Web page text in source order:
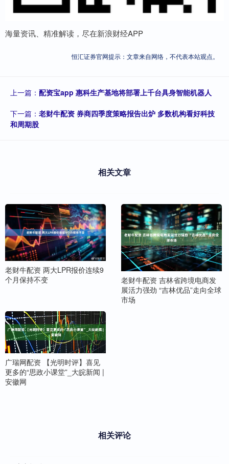
海量资讯、精准解读，尽在新浪财经APP
恒汇证券官网提示：文章来自网络，不代表本站观点。
上一篇： 配资宝app 惠科生产基地将部署上千台具身智能机器人
下一篇： 老财牛配资 券商四季度策略报告出炉 多数机构看好科技
和周期股
相关文章
老财牛配资 两大LPR报价连续9
个月保持不变
老财牛配资 吉林省跨境电商发
展活力强劲 “吉林优品”走向全球
市场
广瑞网配资 【光明时评】喜见
更多的“思政小课堂”_大皖新闻 |
安徽网
相关评论